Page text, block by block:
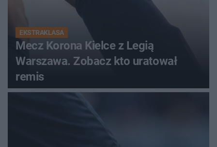
EKSTRAKLASA
Mecz Korona Kielce z Legią
Warszawa. Zobacz kto uratował
remis